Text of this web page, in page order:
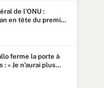
de l’ONU :
en tête du premier
pointe à la 5ᵉ place
ferme la porte à
« Je n’aurai plus
»